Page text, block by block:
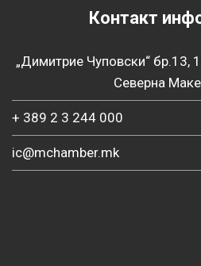
Контакт
„Димитрие Чуповски“ бр.13,
Северна
+ 389 2 3 244 000
ic@mchamber.mk